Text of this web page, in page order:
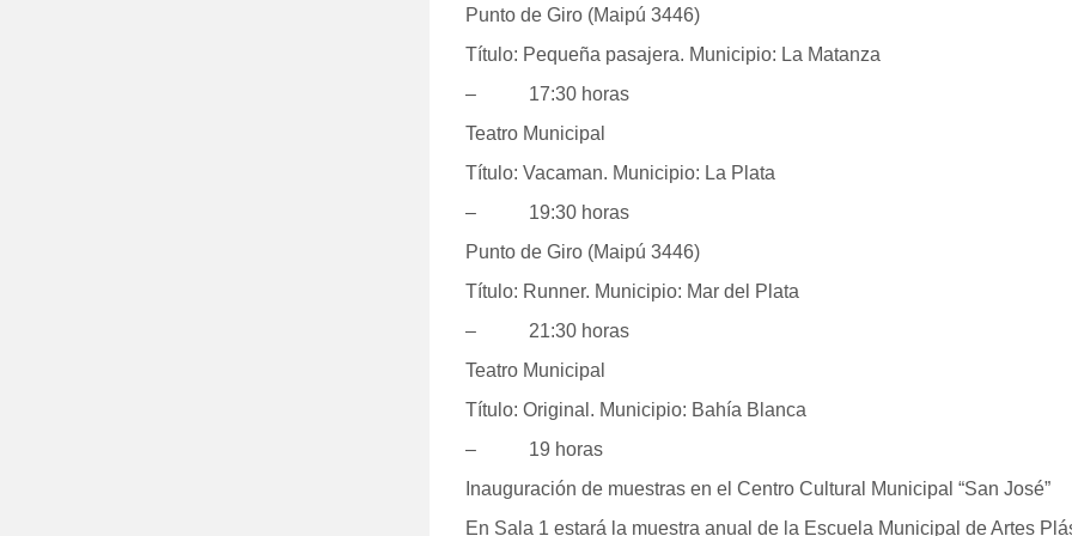
Punto de Giro (Maipú 3446)
Título: Pequeña pasajera. Municipio: La Matanza
– 17:30 horas
Teatro Municipal
Título: Vacaman. Municipio: La Plata
– 19:30 horas
Punto de Giro (Maipú 3446)
Título: Runner. Municipio: Mar del Plata
– 21:30 horas
Teatro Municipal
Título: Original. Municipio: Bahía Blanca
– 19 horas
Inauguración de muestras en el Centro Cultural Municipal “San José”
En Sala 1 estará la muestra anual de la Escuela Municipal de Artes